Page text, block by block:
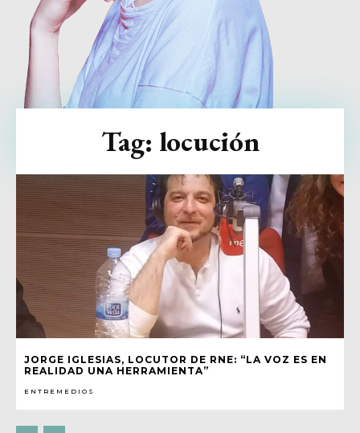
JORGE IGLESIAS, LOCUTOR DE RNE: “LA VOZ ES EN
REALIDAD UNA HERRAMIENTA”
ENTREMEDIOS
Tag: locución